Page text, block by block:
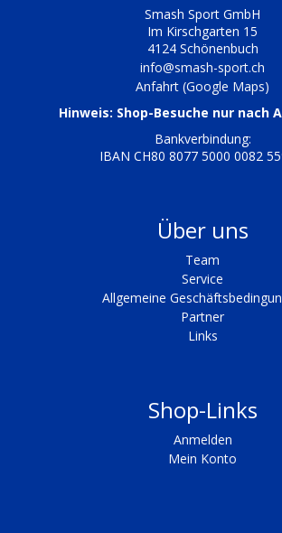
Smash Sport GmbH
Im Kirschgarten 15
4124 Schönenbuch
info@smash-sport.ch
Anfahrt (Google Maps)
Hinweis: Shop-Besuche nur nach
Bankverbindung:
IBAN CH80 8077 5000 0082
Über uns
Team
Service
Allgemeine
Partner
Links
Shop-Links
Anmelden
Mein Konto